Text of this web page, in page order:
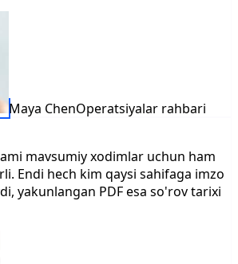
Maya ChenOperatsiyalar rahbari
mavsumiy xodimlar uchun ham
Endi hech kim qaysi sahifaga imzo
yakunlangan PDF esa so'rov tarixi